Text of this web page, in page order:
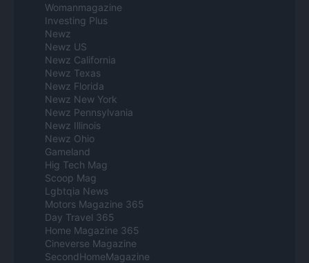
Womanmagazine
Investing Plus
Newz
Newz US
Newz California
Newz Texas
Newz Florida
Newz New York
Newz Pennsylvania
Newz Illinois
Newz Ohio
Gameland
Hig Tech Mag
Scoop Mag
Lgbtqia News
Motors Magazine 365
Day Travel 365
Home Magazine 365
Cineverse Magazine
SecondHomeMagazine